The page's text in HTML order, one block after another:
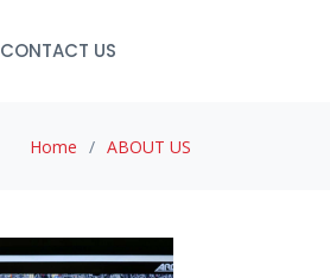
CONTACT US
Home ABOUT US